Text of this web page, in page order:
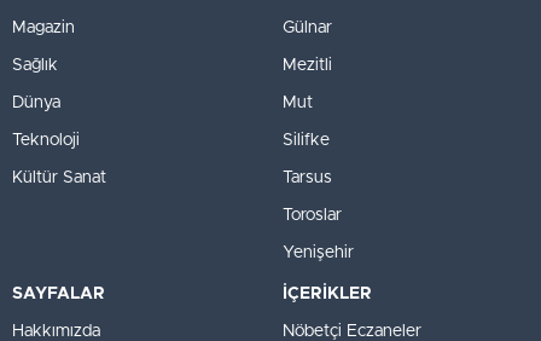
Magazin
Sağlık
Dünya
Teknoloji
Kültür Sanat
Gülnar
Mezitli
Mut
Silifke
Tarsus
Toroslar
Yenişehir
SAYFALAR
Hakkımızda
İÇERİKLER
Nöbetçi Eczaneler